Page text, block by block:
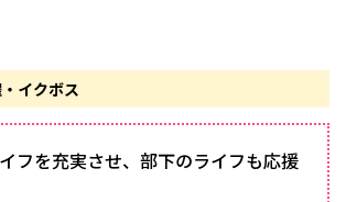
イクボス
フを充実させ、部下のライフも応援